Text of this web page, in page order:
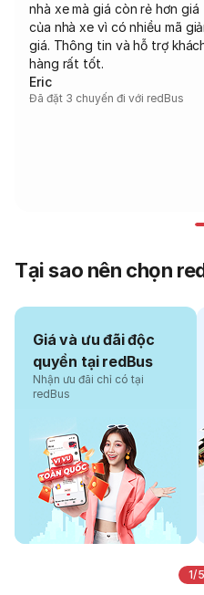
nhà xe mà giá còn rẻ hơn giá
của nhà xe vì có nhiều mã
giá. Thông tin và hỗ trợ
hàng rất tốt.
Eric
Đã đặt 3 chuyến đi với redBus
Tại sao nên chọn
Giá và ưu đãi độc
quyền tại redBus
Nhận ưu đãi chỉ có tại
redBus
1/5